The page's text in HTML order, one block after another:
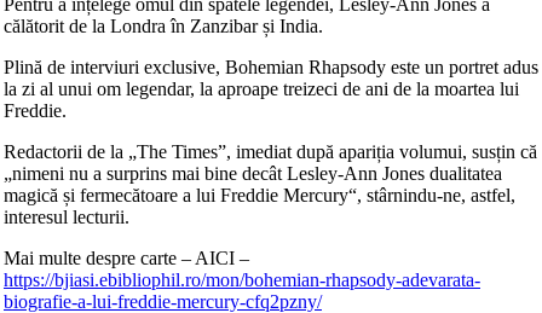
Pentru a înțelege omul din spatele legendei, Lesley-Ann Jones a
călătorit de la Londra în Zanzibar și India.
Plină de interviuri exclusive, Bohemian Rhapsody este un portret adus
la zi al unui om legendar, la aproape treizeci de ani de la moartea lui
Freddie.
Redactorii de la „The Times”, imediat după apariția volumui, susțin că
„nimeni nu a surprins mai bine decât Lesley-Ann Jones dualitatea
magică și fermecătoare a lui Freddie Mercury“, stârnindu-ne, astfel,
interesul lecturii.
Mai multe despre carte – AICI –
https://bjiasi.ebibliophil.ro/mon/bohemian-rhapsody-adevarata-
biografie-a-lui-freddie-mercury-cfq2pzny/